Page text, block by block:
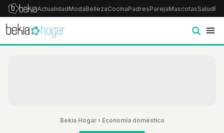
ActualidadModaBellezaCocinaPadresParejaMascotasSalud
Bekia Hogar › Economía doméstica